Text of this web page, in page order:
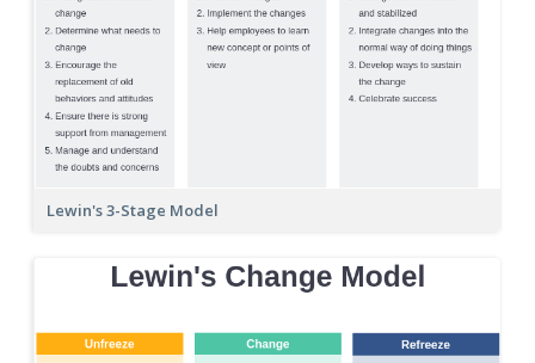
Lewin's 3-Stage Model